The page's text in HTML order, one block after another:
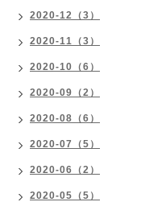
2020-12（3）
2020-11（3）
2020-10（6）
2020-09（2）
2020-08（6）
2020-07（5）
2020-06（2）
2020-05（5）